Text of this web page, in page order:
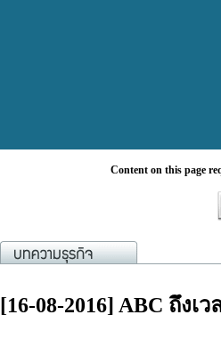
Content on this page
[16-08-2016] ABC ถึง